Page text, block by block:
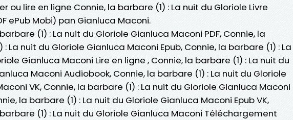
ou lire en ligne Connie, la barbare (1) : La nuit du Gloriole Livre
ePub Mobi) pan Gianluca Maconi.
(1) : La nuit du Gloriole Gianluca Maconi PDF, Connie, la
: La nuit du Gloriole Gianluca Maconi Epub, Connie, la barbare (1) : La
Gianluca Maconi Lire en ligne , Connie, la barbare (1) : La nuit du
Maconi Audiobook, Connie, la barbare (1) : La nuit du Gloriole
VK, Connie, la barbare (1) : La nuit du Gloriole Gianluca Maconi
la barbare (1) : La nuit du Gloriole Gianluca Maconi Epub VK,
(1) : La nuit du Gloriole Gianluca Maconi Téléchargement